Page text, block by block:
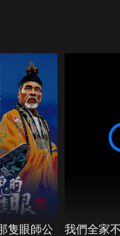
為每對新人
情難題，終於
要堅持相信
隻眼師公 我們全家